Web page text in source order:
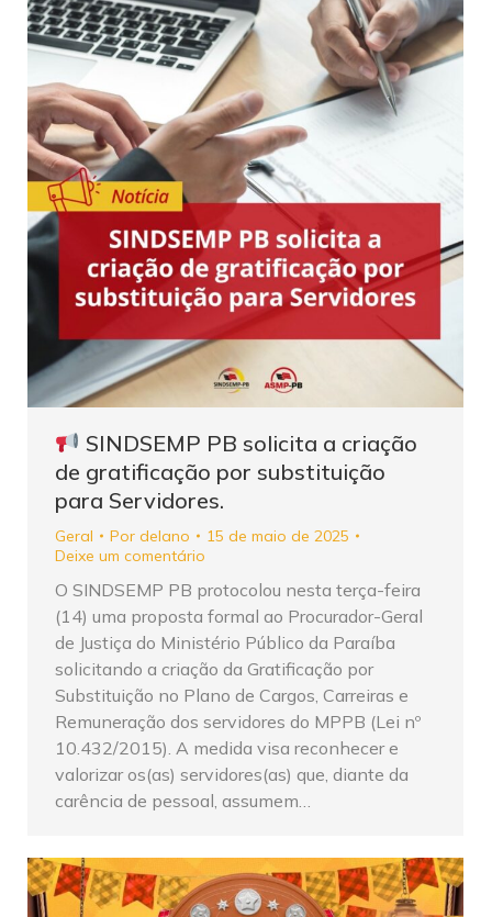
SINDSEMP PB solicita a criação
de gratificação por substituição
para Servidores.
Geral Por delano
15 de maio de 2025
Deixe um comentário
O SINDSEMP PB protocolou nesta terça-feira
(14) uma proposta formal ao Procurador-Geral
de Justiça do Ministério Público da Paraíba
solicitando a criação da Gratificação por
Substituição no Plano de Cargos, Carreiras e
Remuneração dos servidores do MPPB (Lei nº
10.432/2015). A medida visa reconhecer e
valorizar os(as) servidores(as) que, diante da
carência de pessoal, assumem…